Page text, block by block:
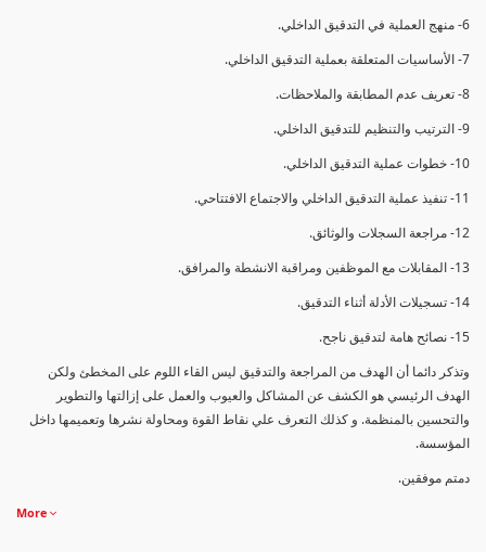
6- منهج العملية في التدقيق الداخلي.
7- الأساسيات المتعلقة بعملية التدقيق الداخلي.
8- تعريف عدم المطابقة والملاحظات.
9- الترتيب والتنظيم للتدقيق الداخلي.
10- خطوات عملية التدقيق الداخلي.
11- تنفيذ عملية التدقيق الداخلي والاجتماع الافتتاحي.
12- مراجعة السجلات والوثائق.
13- المقابلات مع الموظفين ومراقبة الانشطة والمرافق.
14- تسجيلات الأدلة أثناء التدقيق.
15- نصائح هامة لتدقيق ناجح.
وتذكر دائما أن الهدف من المراجعة والتدقيق ليس القاء اللوم على المخطئ ولكن
الهدف الرئيسي هو الكشف عن المشاكل والعيوب والعمل على إزالتها والتطوير
والتحسين بالمنظمة. و كذلك التعرف علي نقاط القوة ومحاولة نشرها وتعميمها داخل
المؤسسة.
دمتم موفقين.
More